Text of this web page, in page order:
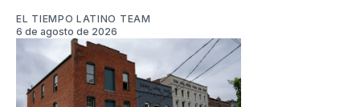
EL TIEMPO LATINO TEAM
6 de agosto de 2026